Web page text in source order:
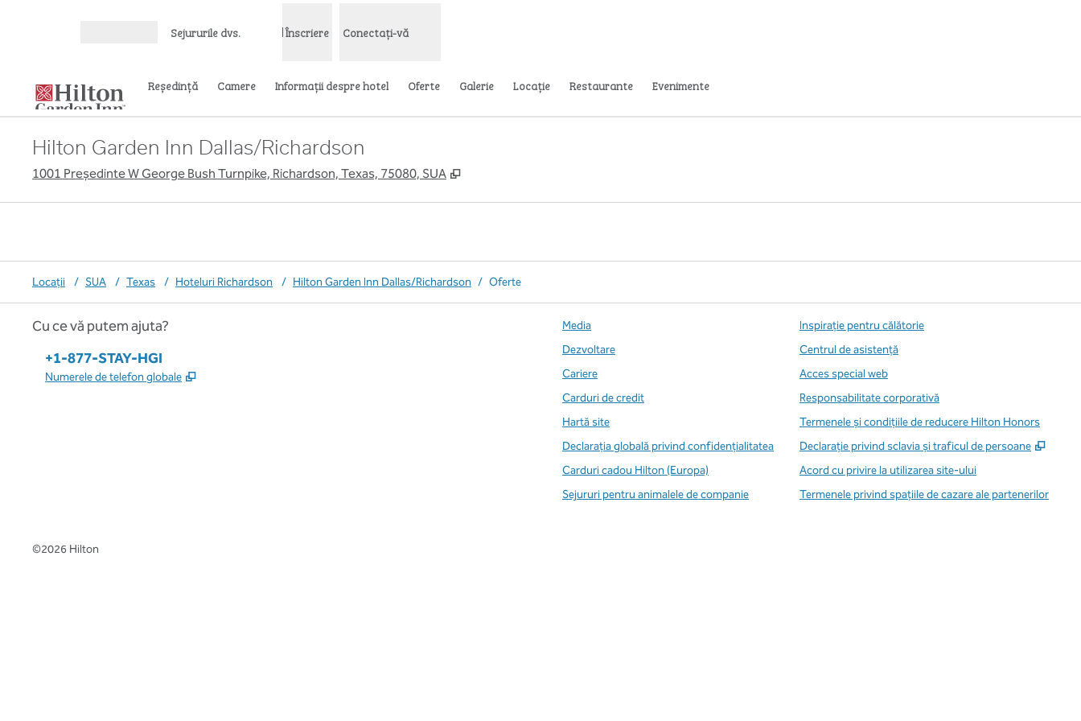
Sejururile dvs. Înscriere Conectați-vă
Reşedinţă Camere Informații despre hotel Oferte Galerie Locaţie Restaurante Evenimente
Hilton Garden Inn Dallas/Richardson
1001 Președinte W George Bush Turnpike, Richardson, Texas, 75080, SUA ,
Locații / SUA / Texas / Hoteluri Richardson / Hilton Garden Inn Dallas/Richardson / Oferte
Cu ce vă putem ajuta?
Telefon:
+1-877-STAY-HGI
Numerele de telefon globale ,
Media
Dezvoltare
Cariere
Carduri de credit
Hartă site
Declarația globală privind confidenţialitatea
Carduri cadou Hilton (Europa)
Sejururi pentru animalele de companie
Inspirație pentru călătorie
Centrul de asistență
Acces special web
Responsabilitate corporativă
Termenele și condițiile de reducere Hilton Honors
Declarație privind sclavia și traficul de persoane
,
Acord cu privire la utilizarea site-ului
Termenele privind spațiile de cazare ale partenerilor
©2026 Hilton